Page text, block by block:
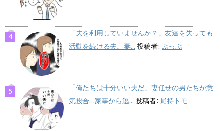
「夫を利用していませんか？」友達を失っても
活動を続ける夫。妻... 投稿者: ぷっぷ
「俺たちは十分いい夫だ」妻任せの男たちが意
気投合…家事から逃... 投稿者: 尾持トモ